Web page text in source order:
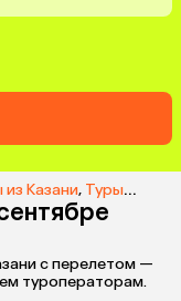
Казани, Туры на Лавиани Атолл из Казани
с перелетом —
туроператорам.